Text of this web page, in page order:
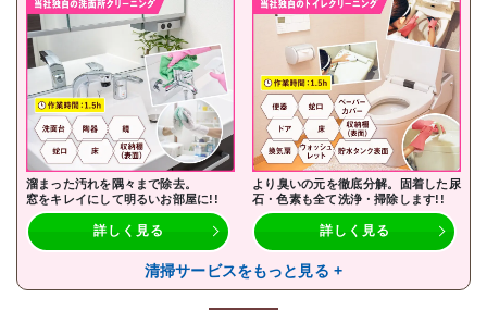
溜まった汚れを隅々まで除去。
窓をキレイにして明るいお部屋に!!
詳しく見る
より臭いの元を徹底分解。固着した尿
石・色素も全て洗浄・掃除します!!
詳しく見る
清掃サービスをもっと見る +